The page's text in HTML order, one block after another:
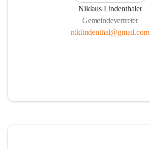
Niklaus Lindenthaler
Gemeindevertreter
niklindenthal@gmail.com